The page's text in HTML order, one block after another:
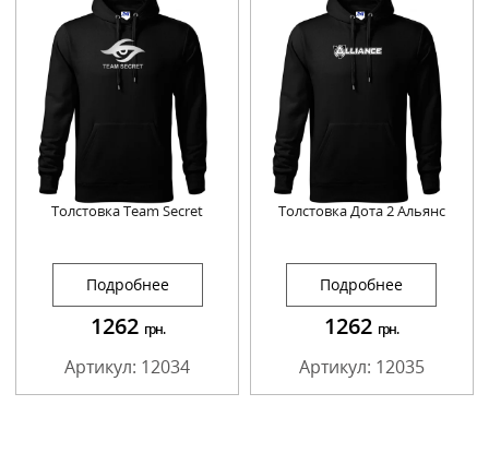
Толстовка Team Secret
Подробнее
1262 грн.
Артикул: 12034
Толстовка Дота 2 Альянс
Подробнее
1262 грн.
Артикул: 12035